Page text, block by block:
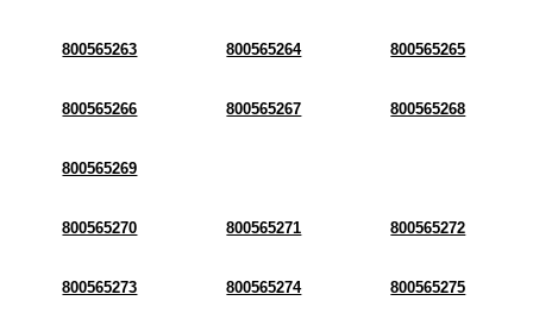
800565263 800565264 800565265
800565266 800565267 800565268
800565269
800565270 800565271 800565272
800565273 800565274 800565275